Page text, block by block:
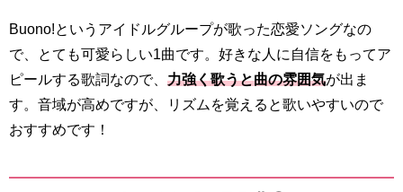
Buono!というアイドルグループが歌った恋愛ソングなの
で、とても可愛らしい1曲です。好きな人に自信をもってア
ピールする歌詞なので、 力強く歌うと曲の雰囲気が出ま
す。音域が高めですが、リズムを覚えると歌いやすいので
おすすめです！